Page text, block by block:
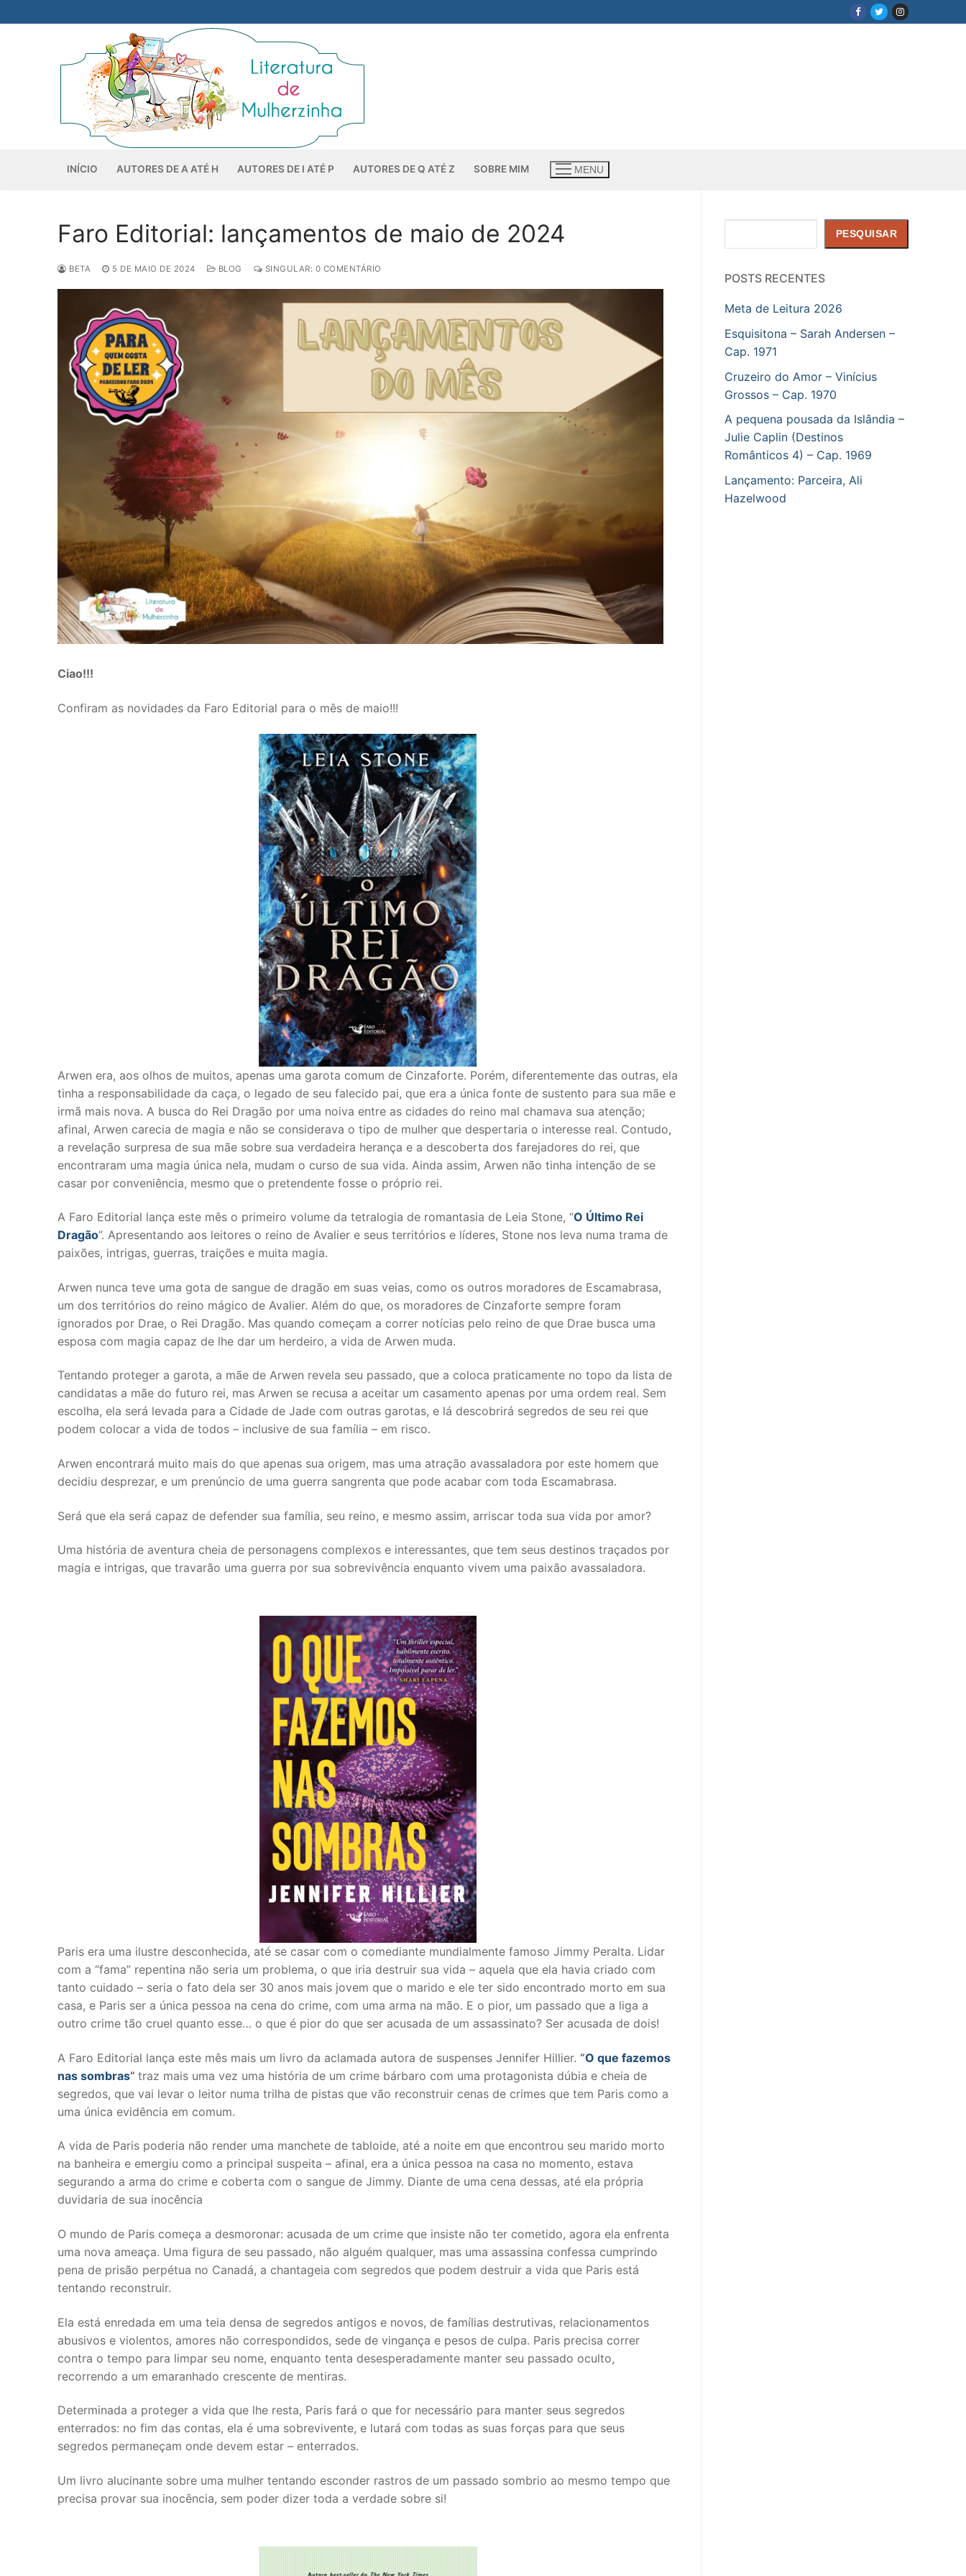
para
INÍCIO AUTORES DE A ATÉ H AUTORES DE I ATÉ P AUTORES DE Q ATÉ Z SOBRE MIM MENU
Faro Editorial: lançamentos de maio de 2024
BETA 5 DE MAIO DE 2024 BLOG SINGULAR: 0 COMENTÁRIO
Ciao!!!
Confiram as novidades da Faro Editorial para o mês de maio!!!
Arwen era, aos olhos de muitos, apenas uma garota comum de Cinzaforte. Porém, diferentemente das outras, ela
tinha a responsabilidade da caça, o legado de seu falecido pai, que era a única fonte de sustento para sua mãe e
irmã mais nova. A busca do Rei Dragão por uma noiva entre as cidades do reino mal chamava sua atenção;
afinal, Arwen carecia de magia e não se considerava o tipo de mulher que despertaria o interesse real. Contudo,
a revelação surpresa de sua mãe sobre sua verdadeira herança e a descoberta dos farejadores do rei, que
encontraram uma magia única nela, mudam o curso de sua vida. Ainda assim, Arwen não tinha intenção de se
casar por conveniência, mesmo que o pretendente fosse o próprio rei.
A Faro Editorial lança este mês o primeiro volume da tetralogia de romantasia de Leia Stone, “O Último Rei
Dragão”. Apresentando aos leitores o reino de Avalier e seus territórios e líderes, Stone nos leva numa trama de
paixões, intrigas, guerras, traições e muita magia.
Arwen nunca teve uma gota de sangue de dragão em suas veias, como os outros moradores de Escamabrasa,
um dos territórios do reino mágico de Avalier. Além do que, os moradores de Cinzaforte sempre foram
ignorados por Drae, o Rei Dragão. Mas quando começam a correr notícias pelo reino de que Drae busca uma
esposa com magia capaz de lhe dar um herdeiro, a vida de Arwen muda.
Tentando proteger a garota, a mãe de Arwen revela seu passado, que a coloca praticamente no topo da lista de
candidatas a mãe do futuro rei, mas Arwen se recusa a aceitar um casamento apenas por uma ordem real. Sem
escolha, ela será levada para a Cidade de Jade com outras garotas, e lá descobrirá segredos de seu rei que
podem colocar a vida de todos – inclusive de sua família – em risco.
Arwen encontrará muito mais do que apenas sua origem, mas uma atração avassaladora por este homem que
decidiu desprezar, e um prenúncio de uma guerra sangrenta que pode acabar com toda Escamabrasa.
Será que ela será capaz de defender sua família, seu reino, e mesmo assim, arriscar toda sua vida por amor?
Uma história de aventura cheia de personagens complexos e interessantes, que tem seus destinos traçados por
magia e intrigas, que travarão uma guerra por sua sobrevivência enquanto vivem uma paixão avassaladora.
Paris era uma ilustre desconhecida, até se casar com o comediante mundialmente famoso Jimmy Peralta. Lidar
com a “fama” repentina não seria um problema, o que iria destruir sua vida – aquela que ela havia criado com
tanto cuidado – seria o fato dela ser 30 anos mais jovem que o marido e ele ter sido encontrado morto em sua
casa, e Paris ser a única pessoa na cena do crime, com uma arma na mão. E o pior, um passado que a liga a
outro crime tão cruel quanto esse… o que é pior do que ser acusada de um assassinato? Ser acusada de dois!
A Faro Editorial lança este mês mais um livro da aclamada autora de suspenses Jennifer Hillier. “O que fazemos
nas sombras” traz mais uma vez uma história de um crime bárbaro com uma protagonista dúbia e cheia de
segredos, que vai levar o leitor numa trilha de pistas que vão reconstruir cenas de crimes que tem Paris como a
uma única evidência em comum.
A vida de Paris poderia não render uma manchete de tabloide, até a noite em que encontrou seu marido morto
na banheira e emergiu como a principal suspeita – afinal, era a única pessoa na casa no momento, estava
segurando a arma do crime e coberta com o sangue de Jimmy. Diante de uma cena dessas, até ela própria
duvidaria de sua inocência
O mundo de Paris começa a desmoronar: acusada de um crime que insiste não ter cometido, agora ela enfrenta
uma nova ameaça. Uma figura de seu passado, não alguém qualquer, mas uma assassina confessa cumprindo
pena de prisão perpétua no Canadá, a chantageia com segredos que podem destruir a vida que Paris está
tentando reconstruir.
Ela está enredada em uma teia densa de segredos antigos e novos, de famílias destrutivas, relacionamentos
abusivos e violentos, amores não correspondidos, sede de vingança e pesos de culpa. Paris precisa correr
contra o tempo para limpar seu nome, enquanto tenta desesperadamente manter seu passado oculto,
recorrendo a um emaranhado crescente de mentiras.
Determinada a proteger a vida que lhe resta, Paris fará o que for necessário para manter seus segredos
enterrados: no fim das contas, ela é uma sobrevivente, e lutará com todas as suas forças para que seus
segredos permaneçam onde devem estar – enterrados.
Um livro alucinante sobre uma mulher tentando esconder rastros de um passado sombrio ao mesmo tempo que
precisa provar sua inocência, sem poder dizer toda a verdade sobre si!
PESQUISAR
POSTS RECENTES
Meta de Leitura 2026
Esquisitona – Sarah Andersen –
Cap. 1971
Cruzeiro do Amor – Vinícius
Grossos – Cap. 1970
A pequena pousada da Islândia –
Julie Caplin (Destinos
Românticos 4) – Cap. 1969
Lançamento: Parceira, Ali
Hazelwood